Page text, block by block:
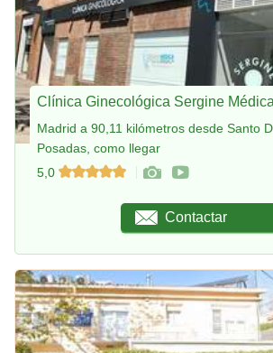
Clínica Ginecológica Sergine Médica
Madrid a 90,11 kilómetros desde Santo
Posadas, como llegar
5,0
Contactar